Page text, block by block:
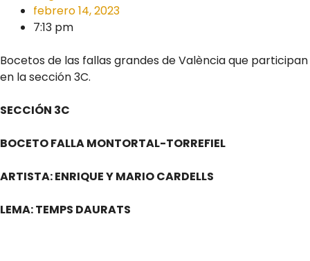
febrero 14, 2023
7:13 pm
Bocetos de las fallas grandes de València que participan
en la sección 3C.
SECCIÓN 3C
BOCETO FALLA MONTORTAL-TORREFIEL
ARTISTA: ENRIQUE Y MARIO CARDELLS
LEMA: TEMPS DAURATS